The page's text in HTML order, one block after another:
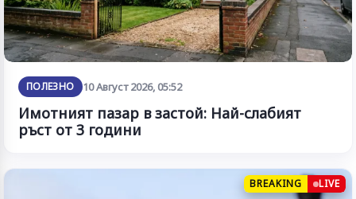
ПОЛЕЗНО 10 Август 2026, 05:52
Имотният пазар в застой: Най-слабият
ръст от 3 години
BREAKING LIVE